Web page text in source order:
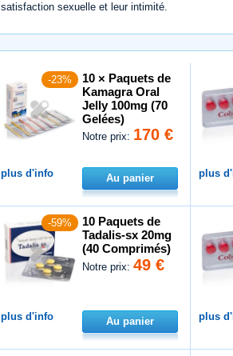
satisfaction sexuelle et leur intimité.
-23%
10 × Paquets de
Kamagra Oral
Jelly 100mg (70
Gelées)
Notre prix: 170 €
plus d'info Au panier plus
-59%
10 Paquets de
Tadalis-sx 20mg
(40 Comprimés)
Notre prix:49 €
plus d'info Au panier plus